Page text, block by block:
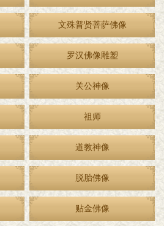
文殊普贤菩萨佛像
罗汉佛像雕塑
关公神像
祖师
道教神像
脱胎佛像
贴金佛像